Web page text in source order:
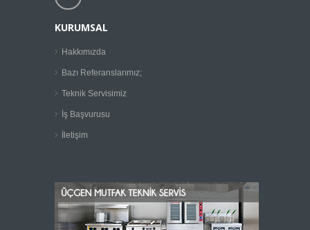
KURUMSAL
Hakkımızda
Bazı Referanslarımız;
Teknik Servisimiz
İş Başvurusu
İletişim